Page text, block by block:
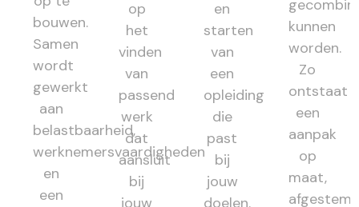
bouwen.
Samen
wordt
gewerkt
aan
belastbaarheid,
werknemersvaardigheden
en
een
op
het
vinden
van
passend
werk
dat
aansluit
bij
jouw
en
starten
van
een
opleiding
die
past
bij
jouw
doelen.
kunnen
worden.
Zo
ontstaat
een
aanpak
op
maat,